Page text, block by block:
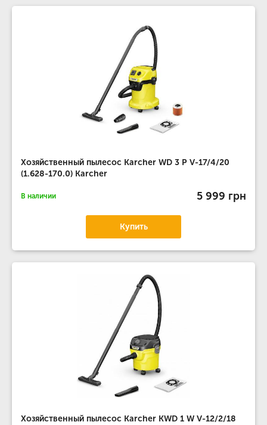
Хозяйственный пылесос Karcher WD 3 P V-17/4/20
(1.628-170.0) Karcher
В наличии 5 999 грн
Купить
Хозяйственный пылесос Karcher KWD 1 W V-12/2/18